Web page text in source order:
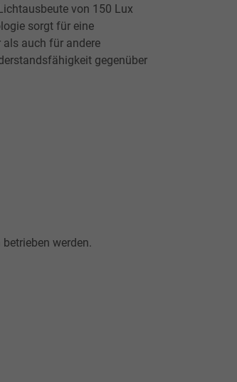
von 150 Lux
sorgt für eine
auch für andere
gegenüber
werden.